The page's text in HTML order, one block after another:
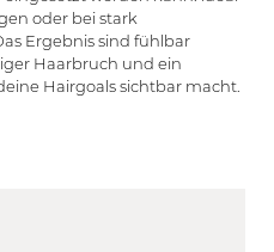
oder bei stark
Ergebnis sind fühlbar
Haarbruch und ein
Hairgoals sichtbar macht.